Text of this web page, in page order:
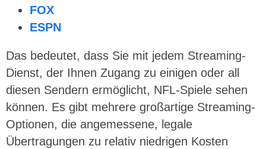
FOX
ESPN
Das bedeutet, dass Sie mit jedem Streaming-
Dienst, der Ihnen Zugang zu einigen oder all
diesen Sendern ermöglicht, NFL-Spiele sehen
können. Es gibt mehrere großartige Streaming-
Optionen, die angemessene, legale
Übertragungen zu relativ niedrigen Kosten